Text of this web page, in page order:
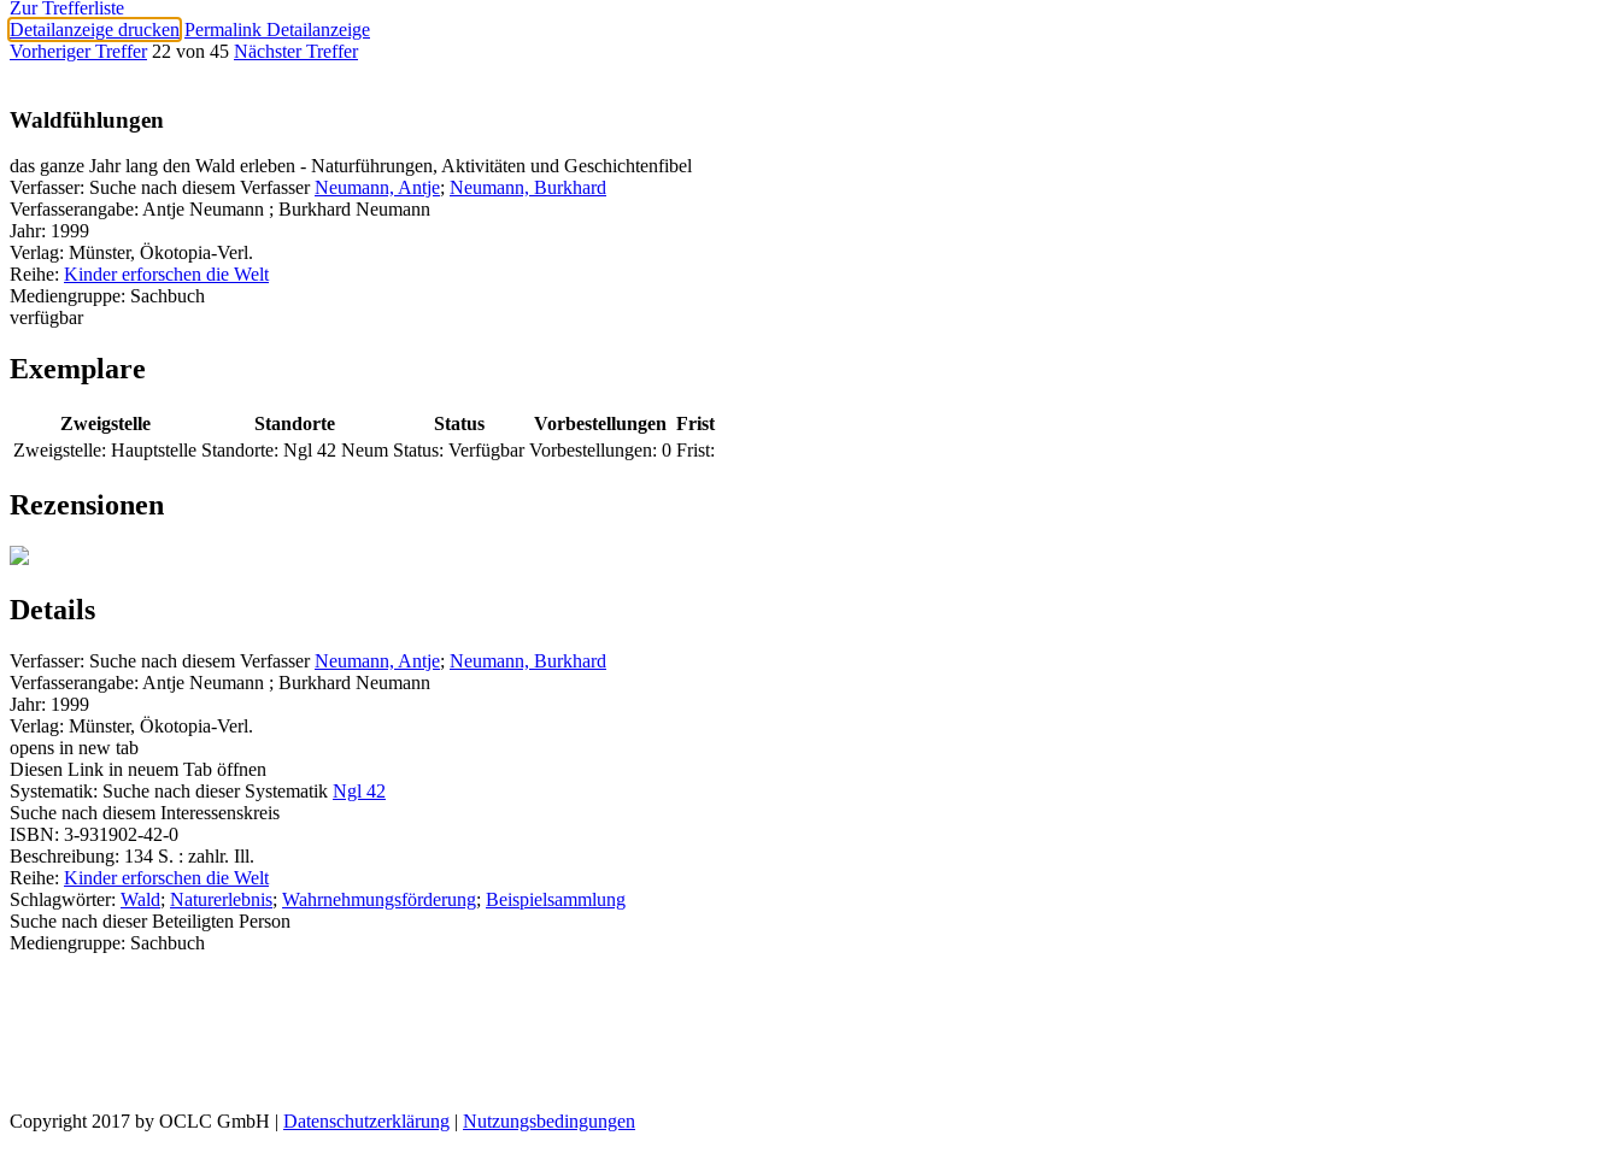
Zur Trefferliste
Detailanzeige drucken Permalink Detailanzeige
Vorheriger Treffer 22 von 45 Nächster Treffer
Waldfühlungen
das ganze Jahr lang den Wald erleben - Naturführungen, Aktivitäten und Geschichtenfibel
Verfasser: Suche nach diesem Verfasser Neumann, Antje; Neumann, Burkhard
Verfasserangabe: Antje Neumann ; Burkhard Neumann
Jahr: 1999
Verlag: Münster, Ökotopia-Verl.
Reihe: Kinder erforschen die Welt
Mediengruppe: Sachbuch
verfügbar
Exemplare
Zweigstelle Standorte Status Vorbestellungen Frist
Zweigstelle: Hauptstelle Standorte: Ngl 42 Neum Status: Verfügbar Vorbestellungen: 0 Frist:
Rezensionen
Details
Verfasser: Suche nach diesem Verfasser Neumann, Antje; Neumann, Burkhard
Verfasserangabe: Antje Neumann ; Burkhard Neumann
Jahr: 1999
Verlag: Münster, Ökotopia-Verl.
opens in new tab
Diesen Link in neuem Tab öffnen
Systematik: Suche nach dieser Systematik Ngl 42
Suche nach diesem Interessenskreis
ISBN: 3-931902-42-0
Beschreibung: 134 S. : zahlr. Ill.
Reihe: Kinder erforschen die Welt
Schlagwörter: Wald; Naturerlebnis; Wahrnehmungsförderung; Beispielsammlung
Suche nach dieser Beteiligten Person
Mediengruppe: Sachbuch
Copyright 2017 by OCLC GmbH | Datenschutzerklärung | Nutzungsbedingungen